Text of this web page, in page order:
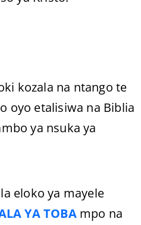
kozala na ntango te
oyo etalisiwa na Biblia
ya nsuka ya
eloko ya mayele
YA TOBAmpo na